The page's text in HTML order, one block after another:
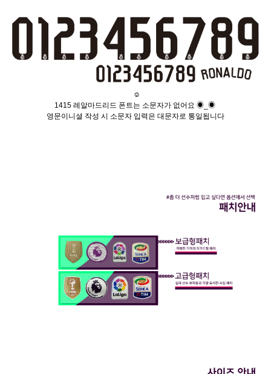
☺
1415 레알마드리드 폰트는 소문자가 없어요 ◉_◉
영문이니셜 작성 시 소문자 입력은 대문자로 통일됩니다